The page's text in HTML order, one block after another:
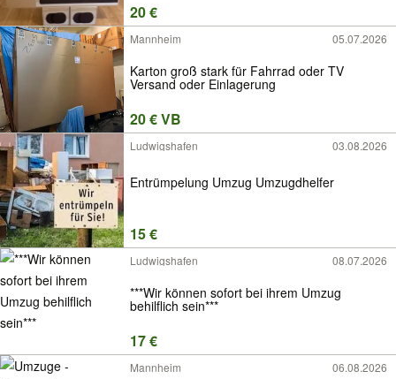
20 €
Mannheim 05.07.2026
Karton groß stark für Fahrrad oder TV
Versand oder Einlagerung
20 € VB
Ludwigshafen 03.08.2026
Entrümpelung Umzug Umzugdhelfer
15 €
Ludwigshafen 08.07.2026
***Wir können sofort bei ihrem Umzug
behilflich sein***
17 €
Mannheim 06.08.2026